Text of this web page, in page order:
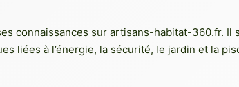
connaissances sur artisans-habitat-360.fr.
liées à l’énergie, la sécurité, le jardin et la